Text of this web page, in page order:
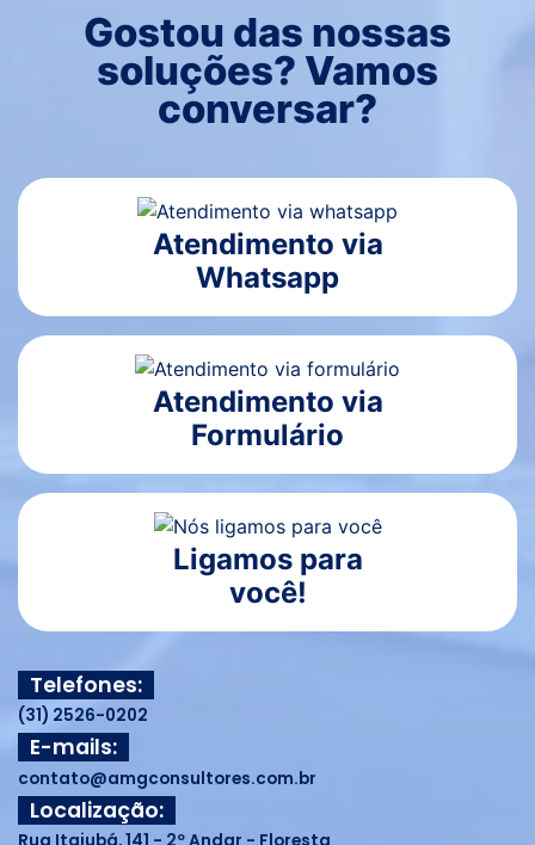
Gostou das nossas
soluções? Vamos
conversar?
Atendimento via
Whatsapp
Atendimento via
Formulário
Ligamos para
você!
Telefones:
(31) 2526-0202
E-mails:
contato@amgconsultores.com.br
Localização: